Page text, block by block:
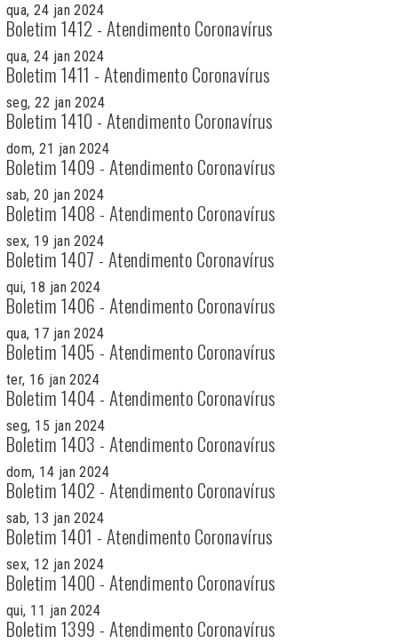
qua, 24 jan 2024
Boletim 1412 - Atendimento Coronavírus
qua, 24 jan 2024
Boletim 1411 - Atendimento Coronavírus
seg, 22 jan 2024
Boletim 1410 - Atendimento Coronavírus
dom, 21 jan 2024
Boletim 1409 - Atendimento Coronavírus
sab, 20 jan 2024
Boletim 1408 - Atendimento Coronavírus
sex, 19 jan 2024
Boletim 1407 - Atendimento Coronavírus
qui, 18 jan 2024
Boletim 1406 - Atendimento Coronavírus
qua, 17 jan 2024
Boletim 1405 - Atendimento Coronavírus
ter, 16 jan 2024
Boletim 1404 - Atendimento Coronavírus
seg, 15 jan 2024
Boletim 1403 - Atendimento Coronavírus
dom, 14 jan 2024
Boletim 1402 - Atendimento Coronavírus
sab, 13 jan 2024
Boletim 1401 - Atendimento Coronavírus
sex, 12 jan 2024
Boletim 1400 - Atendimento Coronavírus
qui, 11 jan 2024
Boletim 1399 - Atendimento Coronavírus